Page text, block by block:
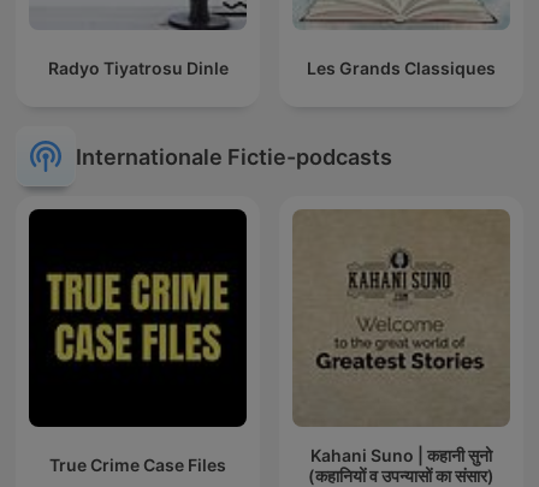
Radyo Tiyatrosu Dinle Les Grands Classiques
Internationale Fictie-podcasts
True Crime Case Files
Kahani Suno | कहानी सुनो
(कहानियों व उपन्यासों का संसार)